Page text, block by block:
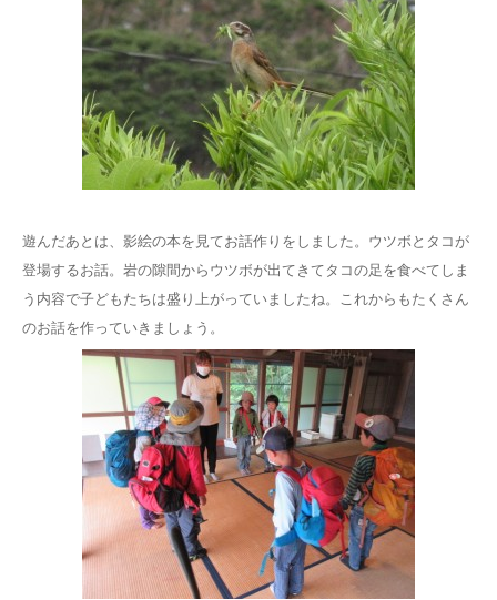
遊んだあとは、影絵の本を見てお話作りをしました。ウツボとタコが
登場するお話。岩の隙間からウツボが出てきてタコの足を食べてしま
う内容で子どもたちは盛り上がっていましたね。これからもたくさん
のお話を作っていきましょう。